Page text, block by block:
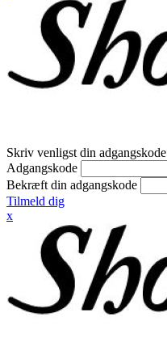
Skriv venligst din adgangskode
Adgangskode
Bekræft din adgangskode
Tilmeld dig
x